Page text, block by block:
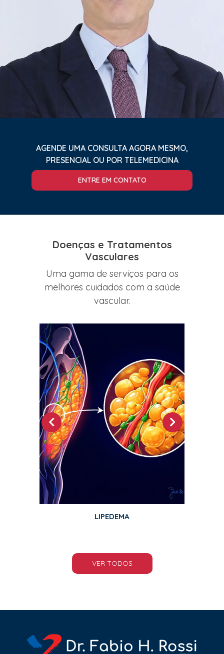
AGENDE UMA CONSULTA AGORA MESMO,
PRESENCIAL OU POR TELEMEDICINA
ENTRE EM CONTATO
Doenças e Tratamentos
Vasculares
Uma gama de serviços para os
melhores cuidados com a saúde
vascular.
LIPEDEMA
VER TODOS